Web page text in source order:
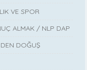
VE SPOR
ALMAK / NLP DAP
DOĞUŞ